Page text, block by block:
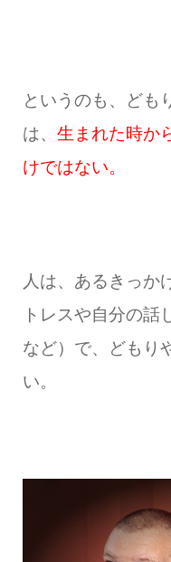
というのも、ども
は、 生まれた時か
けではない。
人は、あるきっか
トレスや自分の話
など）で、どもり
い。